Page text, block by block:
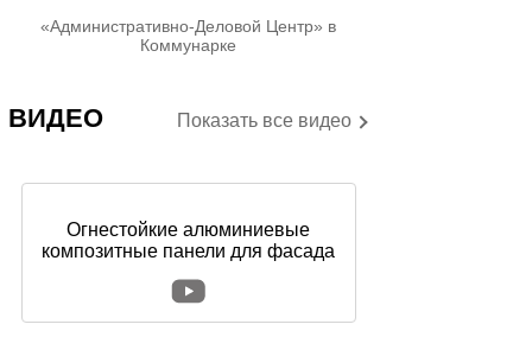
«Административно-Деловой Центр» в
Коммунарке
ВИДЕО Показать все видео
Огнестойкие алюминиевые
композитные панели для фасада